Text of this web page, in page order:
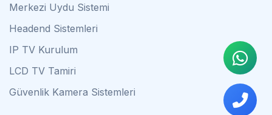
Merkezi Uydu Sistemi
Headend Sistemleri
IP TV Kurulum
LCD TV Tamiri
Güvenlik Kamera Sistemleri